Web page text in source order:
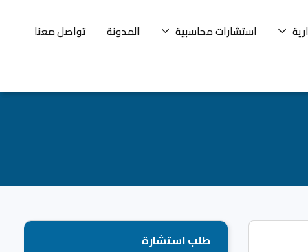
استشارات محاسبية المدونة تواصل معنا
طلب استشارة